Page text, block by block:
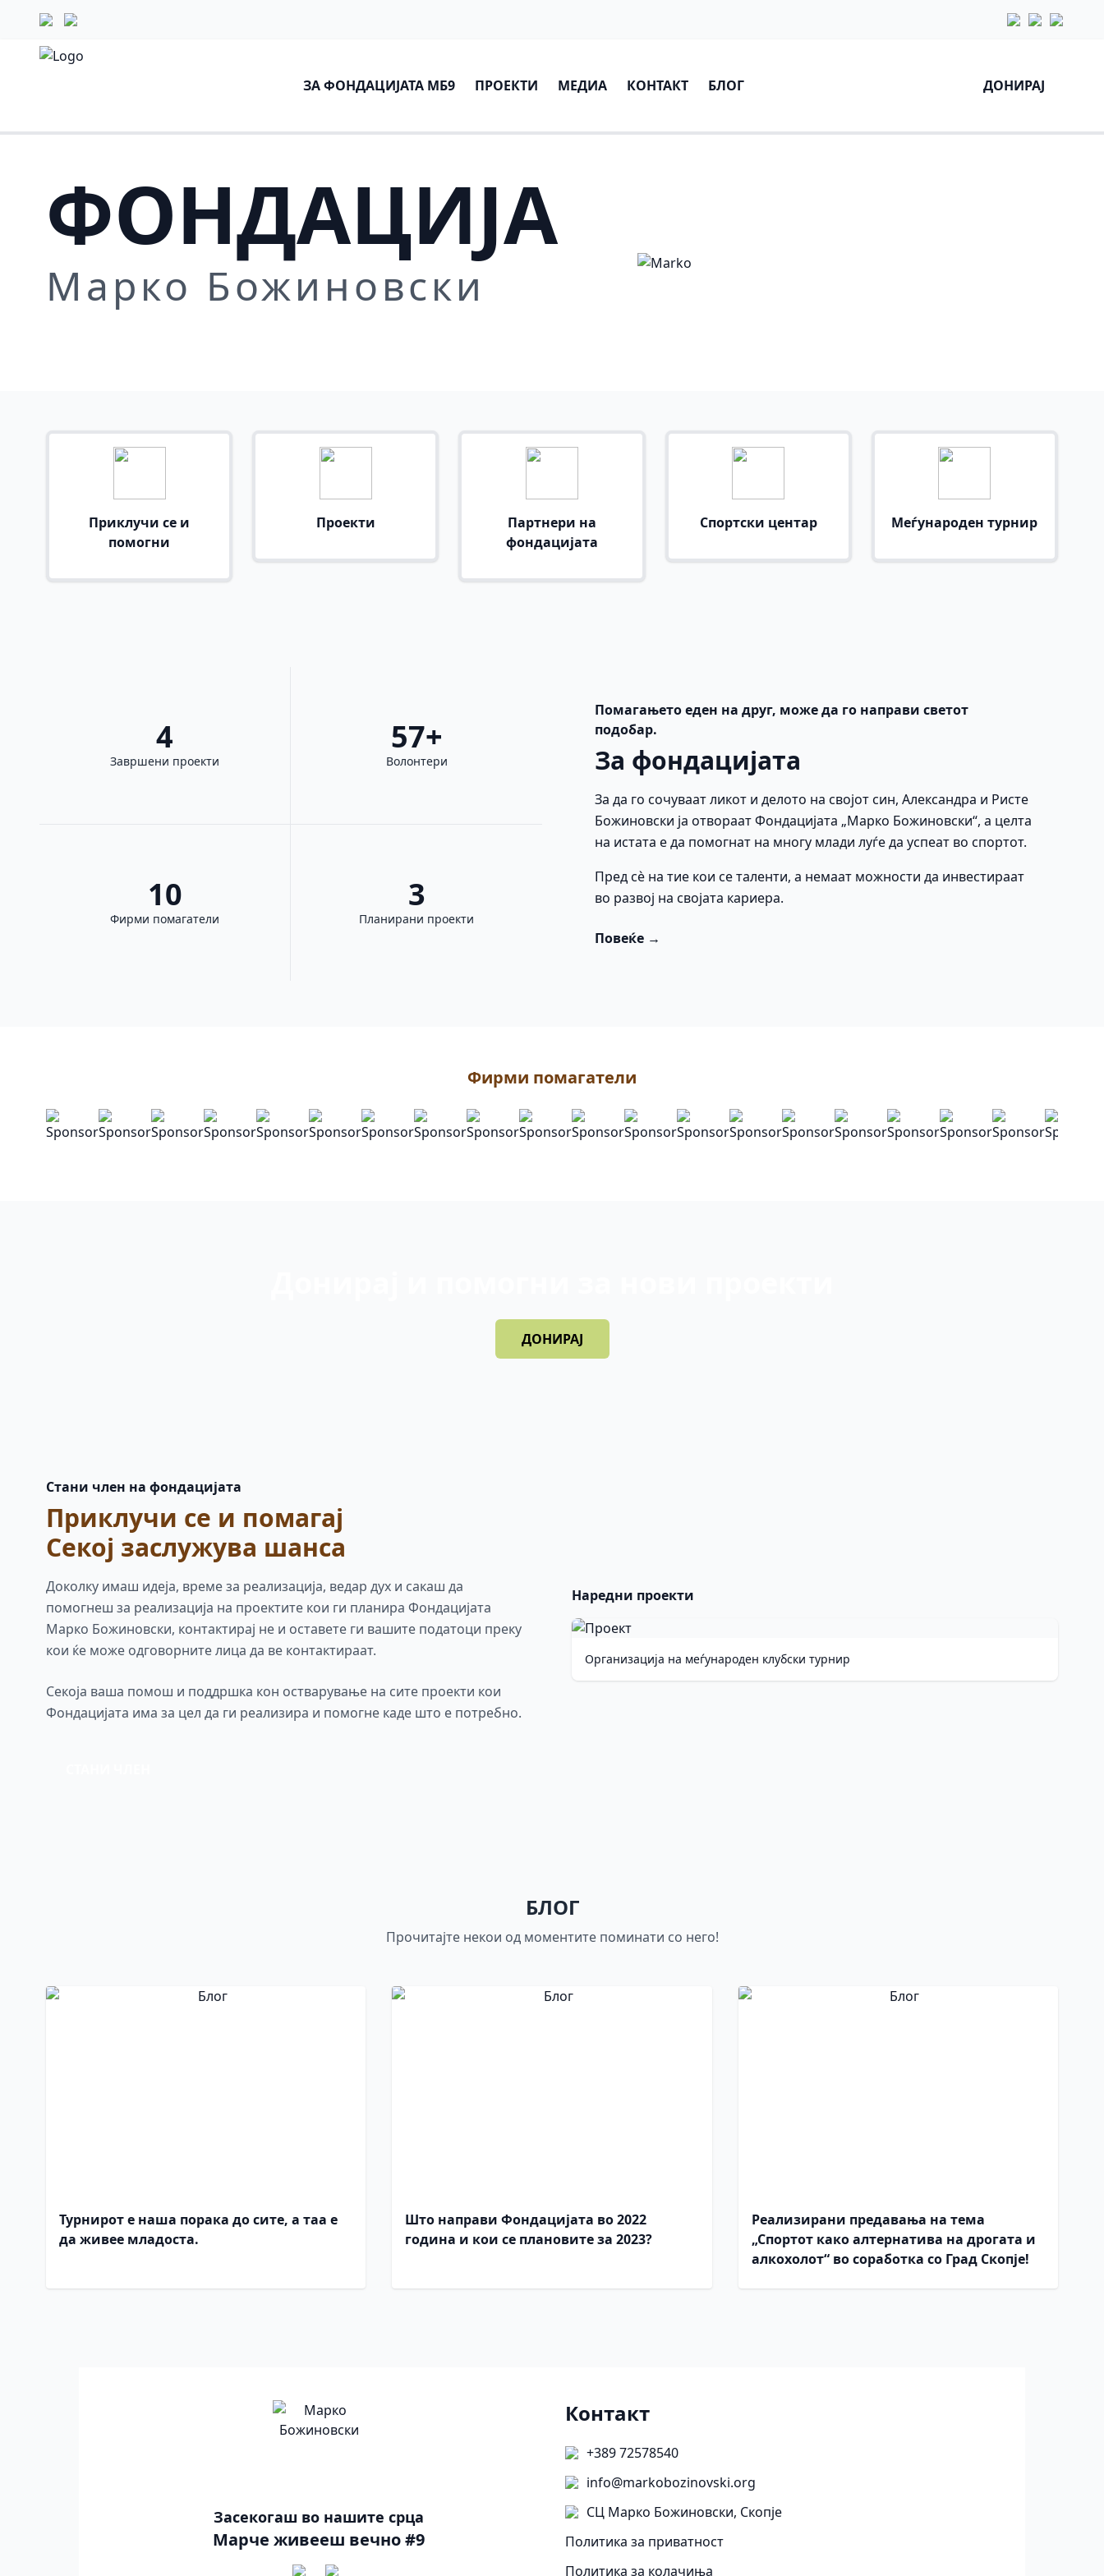
ЗА ФОНДАЦИЈАТА МБ9 ПРОЕКТИ МЕДИА КОНТАКТ БЛОГ ДОНИРАЈ
ФОНДАЦИЈА
Марко Божиновски
Приклучи се и
помогни
Проекти
Партнери на
фондацијата
Спортски центар Меѓународен турнир
4
Завршени проекти
57+
Волонтери
10
Фирми помагатели
3
Планирани проекти
Помагањето еден на друг, може да го направи светот
подобар.
За фондацијата
За да го сочуваат ликот и делото на својот син, Александра и Ристе
Божиновски ја отвораат Фондацијата „Марко Божиновски“, а целта
на истата е да помогнат на многу млади луѓе да успеат во спортот.
Пред сè на тие кои се таленти, а немаат можности да инвестираат
во развој на својата кариера.
Повеќе →
Фирми помагатели
ДОНИРАЈ
Стани член на фондацијата
Приклучи се и помагај
Секој заслужува шанса
Доколку имаш идеја, време за реализација, ведар дух и сакаш да
помогнеш за реализација на проектите кои ги планира Фондацијата
Марко Божиновски, контактирај не и оставете ги вашите податоци преку
кои ќе може одговорните лица да ве контактираат.
Секоја ваша помош и поддршка кон остварување на сите проекти кои
Фондацијата има за цел да ги реализира и помогне каде што е потребно.
Наредни проекти
Организација на меѓународен клубски турнир
БЛОГ
Прочитајте некои од моментите поминати со него!
Турнирот е наша порака до сите, а таа е
да живее младоста.
Што направи Фондацијата во 2022
година и кои се плановите за 2023?
Реализирани предавања на тема
„Спортот како алтернатива на дрогата и
алкохолот“ во соработка со Град Скопје!
Засекогаш во нашите срца
Марче живееш вечно #9
Контакт
+389 72578540
info@markobozinovski.org
СЦ Марко Божиновски, Скопје
Политика за приватност
Политика за колачиња